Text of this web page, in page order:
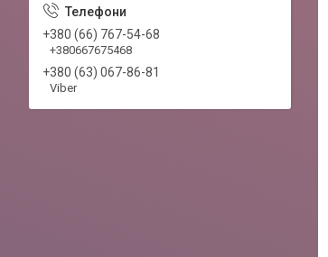
+380 (66) 767-54-68
+380667675468
+380 (63) 067-86-81
Viber